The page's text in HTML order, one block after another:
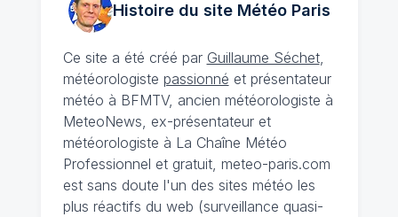
Histoire du site MétéoParis
Ce site a été créé par Guillaume Séchet,
météorologiste passionné et présentateur
météo à BFMTV, ancien météorologiste à
MeteoNews, ex-présentateur et
météorologiste à La Chaîne Météo
Professionnel et gratuit, meteo-paris.com
est sans doute l'un des sites météo les
plus réactifs du web (surveillance quasi-